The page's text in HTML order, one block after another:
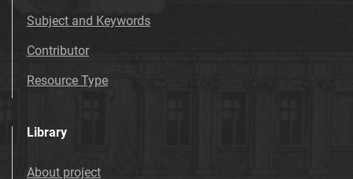
Subject and Keywords
Contributor
Resource Type
Library
About project